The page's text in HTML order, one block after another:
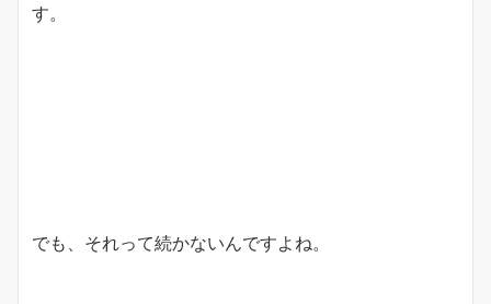
す。
でも、それって続かないんですよね。